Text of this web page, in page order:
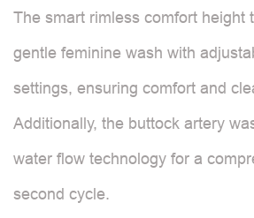
The smart rimless comfort height
gentle feminine wash with
settings, ensuring comfort and
Additionally, the buttock artery
water flow technology for a
second cycle.